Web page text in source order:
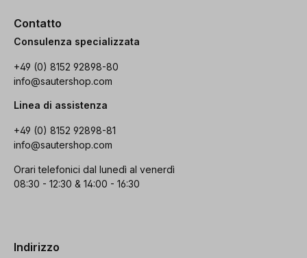
Contatto
Consulenza specializzata
+49 (0) 8152 92898-80
info@sautershop.com
Linea di assistenza
+49 (0) 8152 92898-81
info@sautershop.com
Orari telefonici dal lunedì al venerdì
08:30 - 12:30 & 14:00 - 16:30
Indirizzo